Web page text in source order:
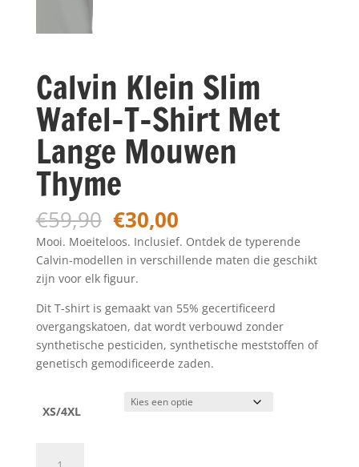
Calvin Klein Slim
Wafel-T-Shirt Met
Lange Mouwen
Thyme
€59,90 Oorspronkelijke
prijs
was:
€59,90.
€30,00Huidige
prijs
is:
€30,00.
Mooi. Moeiteloos. Inclusief. Ontdek de typerende
Calvin-modellen in verschillende maten die geschikt
zijn voor elk figuur.
Dit T-shirt is gemaakt van 55% gecertificeerd
overgangskatoen, dat wordt verbouwd zonder
synthetische pesticiden, synthetische meststoffen of
genetisch gemodificeerde zaden.
XS/4XL